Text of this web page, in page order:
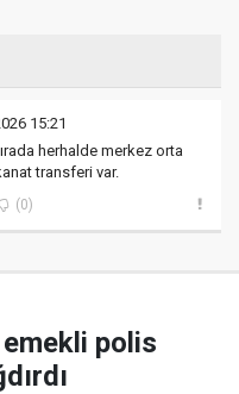
15:21
herhalde merkez orta
transferi var.
(0)
emekli polis